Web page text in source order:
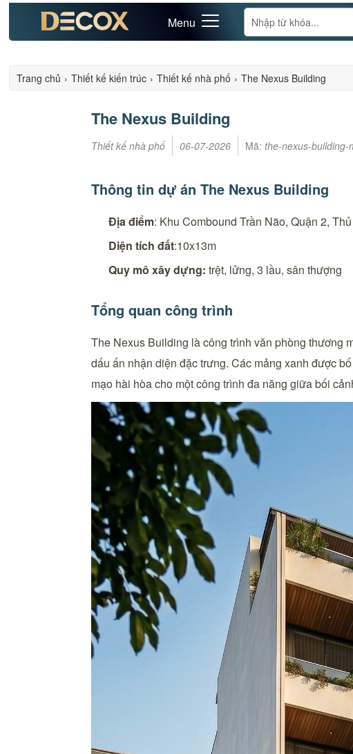
Menu
Trang chủ › Thiết kế kiến trúc › Thiết kế nhà phố › The Nexus Building
The Nexus Building
Thiết kế nhà phố 06-07-2026 Mã: the-nexus-building-
Thông tin dự án The Nexus Building
Địa điểm: Khu Combound Trần Não, Quận 2,
Diện tích đất:10x13m
Quy mô xây dựng: trệt, lửng, 3 lầu, sân thượng
Tổng quan công trình
The Nexus Building là công trình văn phòng thương
dấu ấn nhận diện đặc trưng. Các mảng xanh được
mạo hài hòa cho một công trình đa năng giữa bối